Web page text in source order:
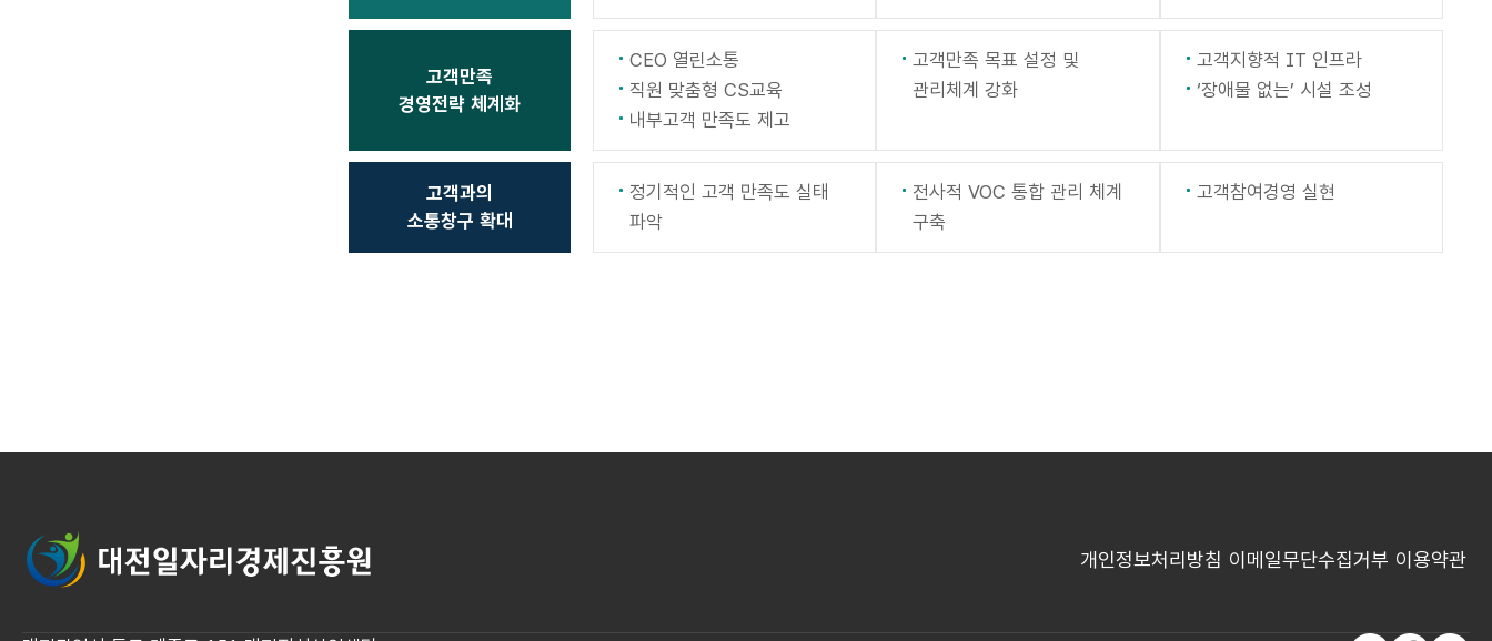
고객만족
경영전략 체계화
CEO 열린소통
직원 맞춤형 CS교육
내부고객 만족도 제고
고객만족 목표 설정 및
관리체계 강화
고객지향적 IT 인프라
‘장애물 없는’ 시설 조성
고객과의
소통창구 확대
정기적인 고객 만족도 실태
파악
전사적 VOC 통합 관리 체계
구축
고객참여경영 실현
대전일자리경제진흥원
개인정보처리방침 이메일무단수집거부 이용약관